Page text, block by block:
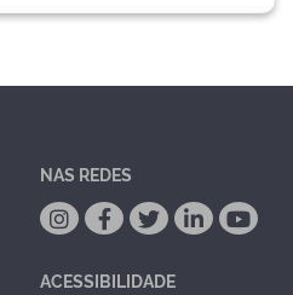
NAS REDES
ACESSIBILIDADE